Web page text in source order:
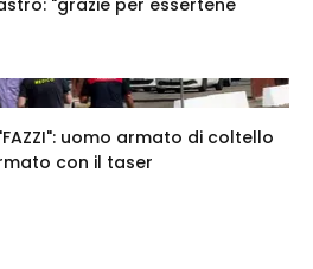
"grazie per essertene
"FAZZI": uomo armato di coltello
con il taser